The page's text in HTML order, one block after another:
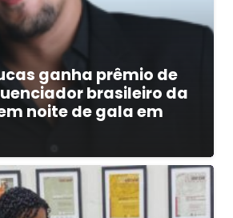
ganha prêmio de
brasileiro da
noite de gala em